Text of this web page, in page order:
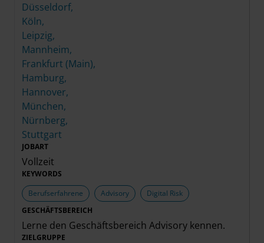
Düsseldorf,
Köln,
Leipzig,
Mannheim,
Frankfurt (Main),
Hamburg,
Hannover,
München,
Nürnberg,
Stuttgart
JOBART
Vollzeit
KEYWORDS
Berufserfahrene
Advisory
Digital Risk
GESCHÄFTSBEREICH
Lerne den Geschäftsbereich Advisory kennen.
ZIELGRUPPE